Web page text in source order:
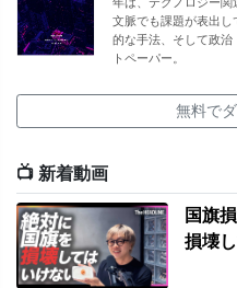
文脈でも課題が表出
的な手法、そして政治
トペーパー。
無料で
📺 新着動画
国旗
損壊